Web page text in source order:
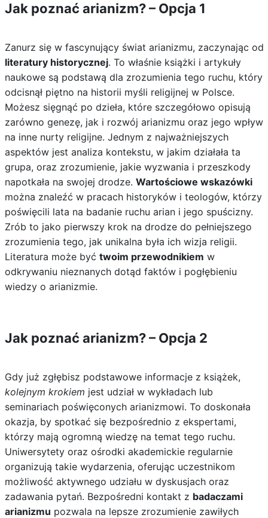
Jak poznać arianizm? – Opcja 1
Zanurz się w fascynujący świat arianizmu, zaczynając od
literatury historycznej. To właśnie książki i artykuły
naukowe są podstawą dla zrozumienia tego ruchu, który
odcisnął piętno na historii myśli religijnej w Polsce.
Możesz sięgnąć po dzieła, które szczegółowo opisują
zarówno genezę, jak i rozwój arianizmu oraz jego wpływ
na inne nurty religijne. Jednym z najważniejszych
aspektów jest analiza kontekstu, w jakim działała ta
grupa, oraz zrozumienie, jakie wyzwania i przeszkody
napotkała na swojej drodze. Wartościowe wskazówki
można znaleźć w pracach historyków i teologów, którzy
poświęcili lata na badanie ruchu arian i jego spuścizny.
Zrób to jako pierwszy krok na drodze do pełniejszego
zrozumienia tego, jak unikalna była ich wizja religii.
Literatura może być twoim przewodnikiem w
odkrywaniu nieznanych dotąd faktów i pogłębieniu
wiedzy o arianizmie.
Jak poznać arianizm? – Opcja 2
Gdy już zgłębisz podstawowe informacje z książek,
kolejnym krokiem jest udział w wykładach lub
seminariach poświęconych arianizmowi. To doskonała
okazja, by spotkać się bezpośrednio z ekspertami,
którzy mają ogromną wiedzę na temat tego ruchu.
Uniwersytety oraz ośrodki akademickie regularnie
organizują takie wydarzenia, oferując uczestnikom
możliwość aktywnego udziału w dyskusjach oraz
zadawania pytań. Bezpośredni kontakt z badaczami
arianizmu pozwala na lepsze zrozumienie zawiłych